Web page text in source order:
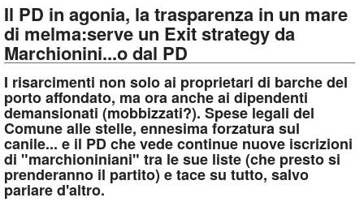
Genesi e Storia
Contatti
Il PD in agonia, la trasparenza in un mare
di melma:serve un Exit strategy da
Marchionini...o dal PD
I risarcimenti non solo ai proprietari di barche del
porto affondato, ma ora anche ai dipendenti
demansionati (mobbizzati?). Spese legali del
Comune alle stelle, ennesima forzatura sul
canile... e il PD che vede continue nuove iscrizioni
di "marchioniniani" tra le sue liste (che presto si
prenderanno il partito) e tace su tutto, salvo
parlare d'altro.